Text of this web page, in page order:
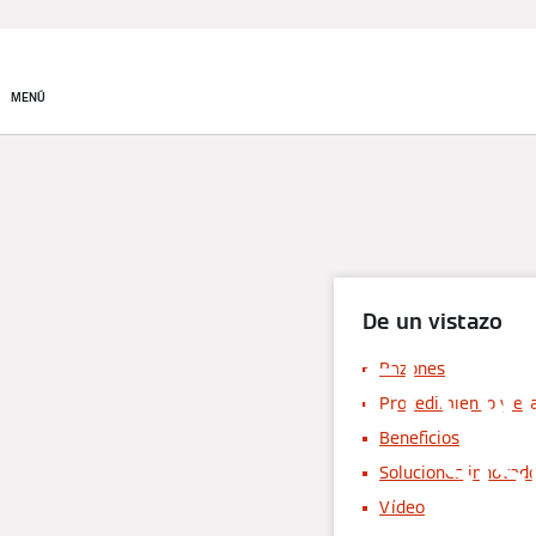
MENÚ
El
De un vistazo
Razones
Procedimiento y
Beneficios
Soluciones
Vídeo